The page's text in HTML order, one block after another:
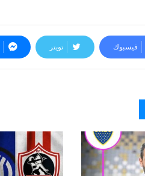
فيسبوك تويتر